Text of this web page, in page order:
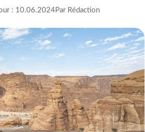
: 10.06.2024Par Rédaction